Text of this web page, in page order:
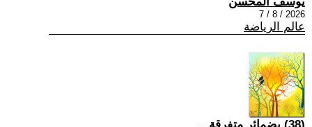
2026 / 8 / 7
عالم الرياضة